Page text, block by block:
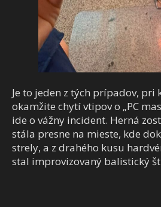
Je to jeden z tých prípadov, pri
okamžite chytí vtipov o „PC
ide o vážny incident. Herná
stála presne na mieste, kde
strely, a z drahého kusu
stal improvizovaný balistický